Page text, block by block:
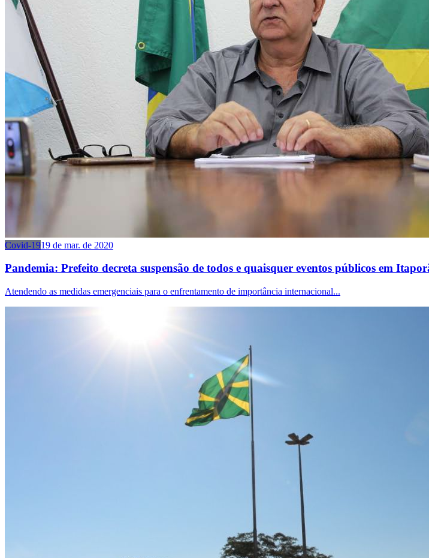
Covid-1919 de mar. de 2020
Pandemia: Prefeito decreta suspensão de todos e quaisquer eventos públicos em
Atendendo as medidas emergenciais para o enfrentamento de importância internacional...